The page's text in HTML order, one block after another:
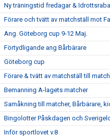
Ny träningstid fredagar &
Förare och tvätt av matchställ mot
Ang. Göteborg cup 9-12 Maj.
Förtydligande ang Bårbärare
Göteborg cup
Förare & tvätt av matchställ till
Bemanning A-lagets matcher
Samåkning till matcher, Bårbärare,
Bingolotter Påskdagen och
Inför sportlovet v.8